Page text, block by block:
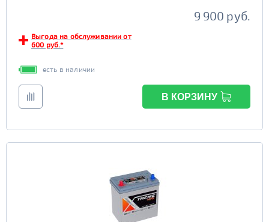
9 900 руб.
Выгода на обслуживании от
600 руб.*
есть в наличии
В КОРЗИНУ